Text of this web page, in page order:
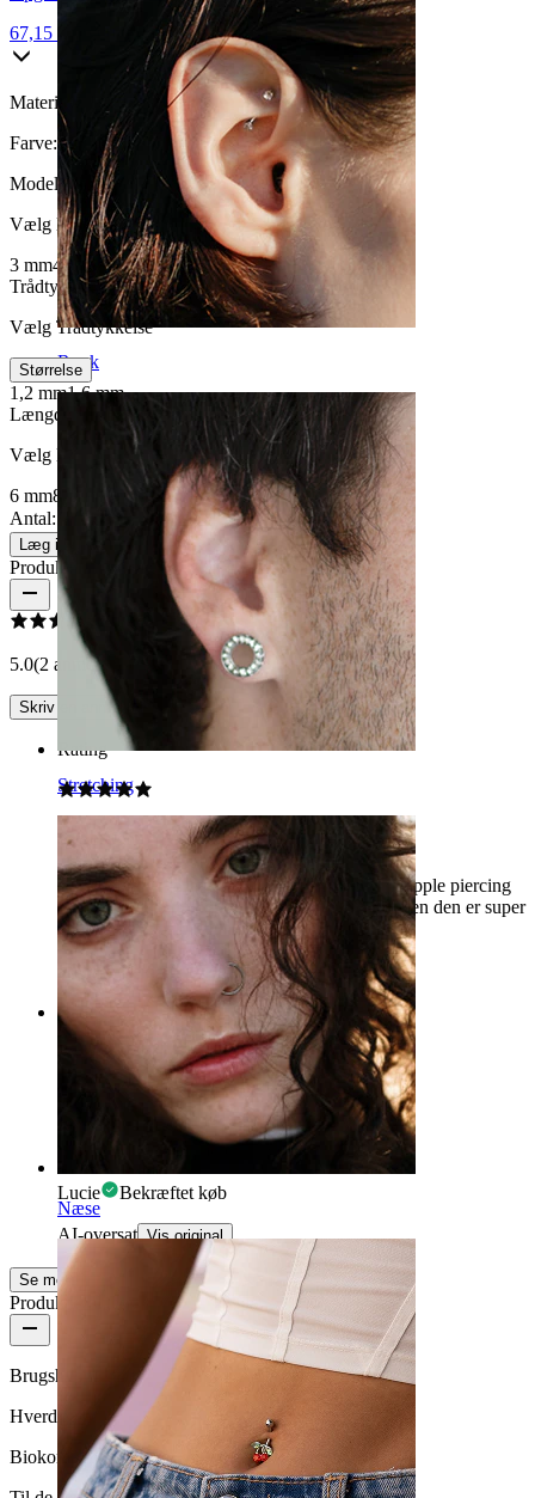
Rook
Stretching
Næse
67,15 kr
Materiale:
Kirurgisk stål
Farve:Blank
Model:
Vælg Model
3 mm4 mm
Trådtykkelse:
Vælg Trådtykkelse
Størrelse
1,2 mm1,6 mm
Længde
Vælg Længde
6 mm8 mm
10 mm
Antal: 1
Læg i kurv
Produktanmeldelser
5.0(2 anmeldelser)
Skriv en anmeldelse
Rating
Super fin
Pænt smykke, jeg fik hvad jeg betalte for. Til nipple piercing
er den længste mulighed nok stadig lidt kort, men den er super
nem at skrue på :)
Elena
Bekræftet køb
Rating
Smuk, der er ikke mere at sige.
Lucie Bekræftet køb
AI-oversat Vis original
Se mere
Produktkvalitet
Brugshyppighed
Hverdagsbrug
Biokompatibilitet